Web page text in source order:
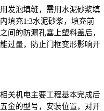
泡填缝，需用水泥砂浆填
填充1:3水泥砂浆，填充前
间的防漏孔塞上塑料盖后，
过量，防止门框变形影响开
机电主要工程基本完成后
金的型号，安装位置，对开